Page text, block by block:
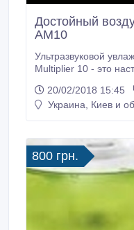
Достойный
AM10
Ультразвуковой
Multiplier 10 - это
создать
современное
по всей комнате, а технология Ultraviolet Cleanse
очищает воду убивая 99,
увлажнителе Dyson
20/02/2018 15:45
Украина, Киев и
800 грн.